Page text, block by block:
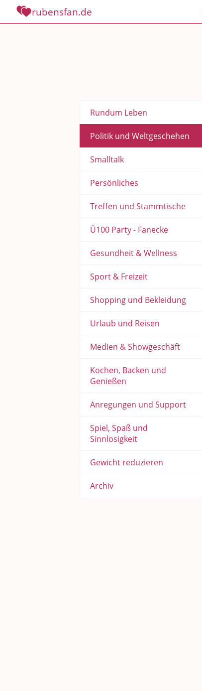
rubensfan.de
Rundum Leben
Politik und Weltgeschehen
Smalltalk
Persönliches
Treffen und Stammtische
Ü100 Party - Fanecke
Gesundheit & Wellness
Sport & Freizeit
Shopping und Bekleidung
Urlaub und Reisen
Medien & Showgeschäft
Kochen, Backen und
Genießen
Anregungen und Support
Spiel, Spaß und
Sinnlosigkeit
Gewicht reduzieren
Archiv